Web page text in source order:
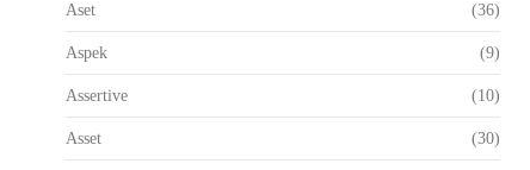
Aset (36)
Aspek (9)
Assertive (10)
Asset (30)